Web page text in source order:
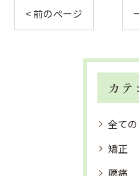
< 前のページ
カテ
全て
矯正
腰痛